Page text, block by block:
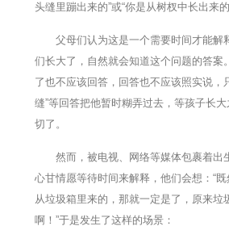
头缝里蹦出来的”或“你是从树杈中长出来的
父母们认为这是一个需要时间才能解
们长大了，自然就会知道这个问题的答案
了也不应该回答，回答也不应该照实说，
缝”等回答把他暂时糊弄过去，等孩子长
切了。
然而，被电视、网络等媒体包裹着出
心甘情愿等待时间来解释，他们会想：“
从垃圾箱里来的，那就一定是了，原来垃
啊！”于是发生了这样的场景：